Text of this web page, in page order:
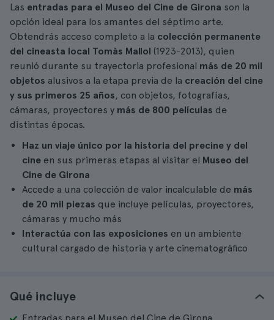
Las entradas para el Museo del Cine de Girona son la
opción ideal para los amantes del séptimo arte.
Obtendrás acceso completo a la colección permanente
del cineasta local Tomàs Mallol (1923-2013), quien
reunió durante su trayectoria profesional más de 20 mil
objetos alusivos a la etapa previa de la creación del cine
y sus primeros 25 años, con objetos, fotografías,
cámaras, proyectores y más de 800 películas de
distintas épocas.
Haz un viaje único por la historia del precine y del
cine en sus primeras etapas al visitar el Museo del
Cine de Girona
Accede a una colección de valor incalculable de más
de 20 mil piezas que incluye películas, proyectores,
cámaras y mucho más
Interactúa con las exposiciones en un ambiente
cultural cargado de historia y arte cinematográfico
Qué incluye